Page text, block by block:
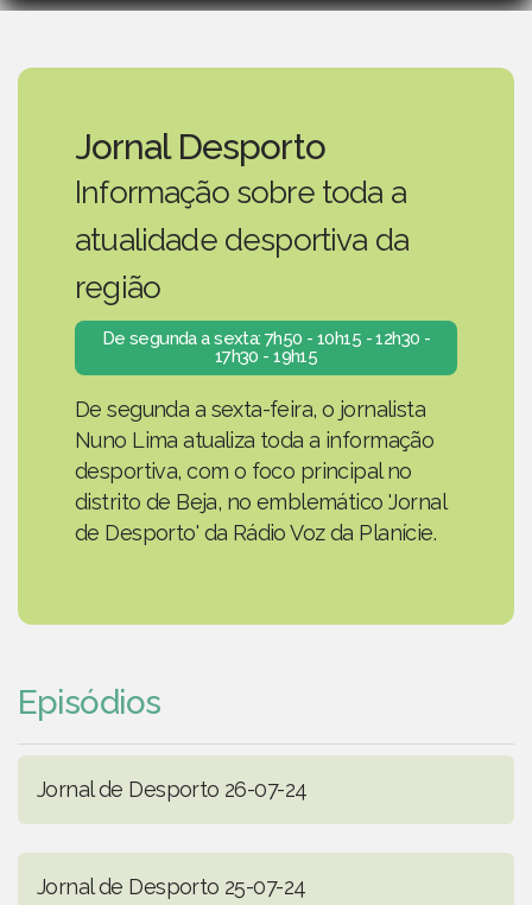
Jornal Desporto
Informação sobre toda a
atualidade desportiva da
região
De segunda a sexta: 7h50 - 10h15 - 12h30 -
17h30 - 19h15
De segunda a sexta-feira, o jornalista
Nuno Lima atualiza toda a informação
desportiva, com o foco principal no
distrito de Beja, no emblemático 'Jornal
de Desporto' da Rádio Voz da Planície.
Episódios
Jornal de Desporto 26-07-24
Jornal de Desporto 25-07-24